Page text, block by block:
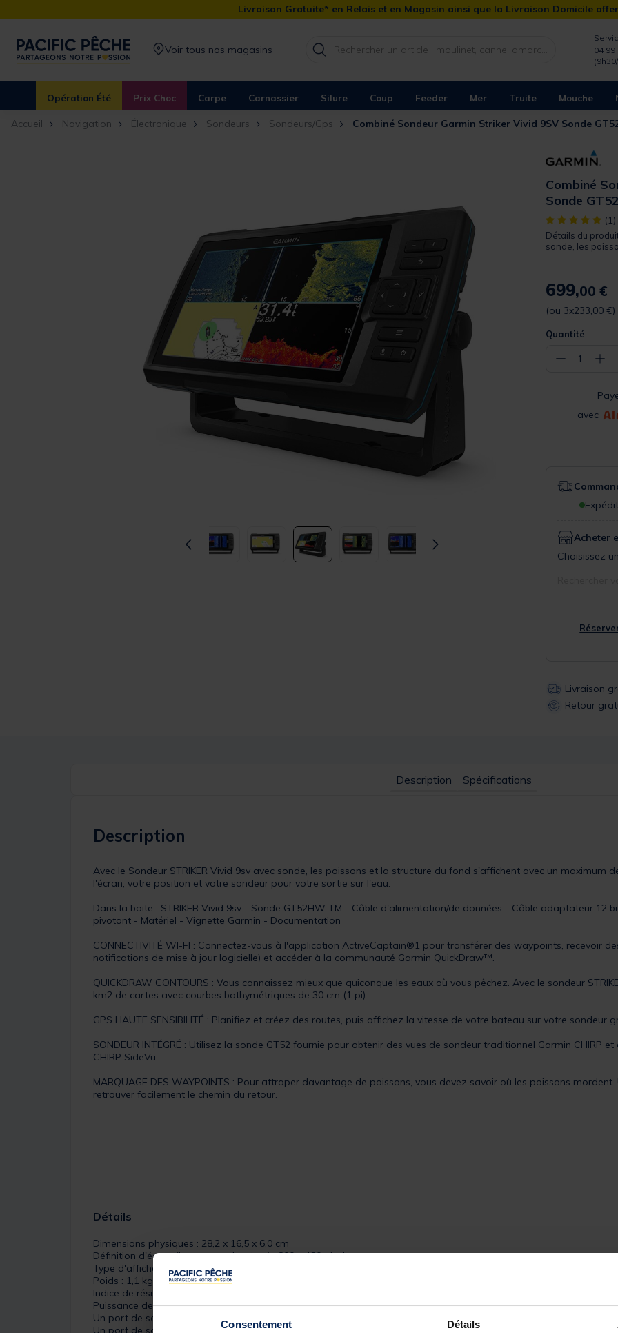
Consentement Détails
Livraison Gratuite* en Relais et en Magasin ainsi que la Livraison Domicile
Voir tous nos magasins
04 99
Opération Été Prix Choc Carpe Carnassier Silure Coup Feeder Mer Truite Mouche
Accueil Navigation Électronique Sondeurs Sondeurs/Gps Combiné Sondeur Garmin Striker Vivid 9SV Sonde
Combiné
Sonde
[object Object]
(1)
Détails du
sonde, les
699,00 €
(ou 3x233,00 €)
Quantité
− 1 +
avec
Acheter
Choisissez
Livraison
Retour
Description Spécifications
Description
Avec le Sondeur STRIKER Vivid 9sv avec sonde, les poissons et la structure du fond s'affichent avec un maximum
l'écran, votre position et votre sondeur pour votre sortie sur l'eau.
Dans la boite : STRIKER Vivid 9sv - Sonde GT52HW-TM - Câble d'alimentation/de données - Câble adaptateur 12
pivotant - Matériel - Vignette Garmin - Documentation
CONNECTIVITÉ WI-FI : Connectez-vous à l'application ActiveCaptain®1 pour transférer des waypoints, recevoir
notifications de mise à jour logicielle) et accéder à la communauté Garmin QuickDraw™.
QUICKDRAW CONTOURS : Vous connaissez mieux que quiconque les eaux où vous pêchez. Avec le sondeur
km2 de cartes avec courbes bathymétriques de 30 cm (1 pi).
GPS HAUTE SENSIBILITÉ : Planifiez et créez des routes, puis affichez la vitesse de votre bateau sur votre sondeur
SONDEUR INTÉGRÉ : Utilisez la sonde GT52 fournie pour obtenir des vues de sondeur traditionnel Garmin CHIRP
CHIRP SideVü.
MARQUAGE DES WAYPOINTS : Pour attraper davantage de poissons, vous devez savoir où les poissons
retrouver facilement le chemin du retour.
Détails
Dimensions physiques : 28,2 x 16,5 x 6,0 cm
Définition d'écran (largeur par hauteur) : 800 x 480 pixels
Type d'affichage : couleur wvga
Poids : 1,1 kg
Indice de résistance à l'eau : ipx7
Puissance de transmission : 500 w (rms)
Un port de sonde à 4 broches
Un port de sonde SideVü à 4 broches